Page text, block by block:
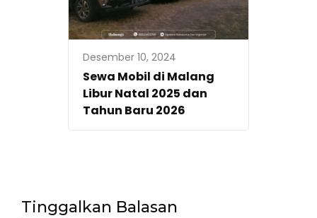
Desember 10, 2024
Sewa Mobil di Malang
Libur Natal 2025 dan
Tahun Baru 2026
Tinggalkan Balasan